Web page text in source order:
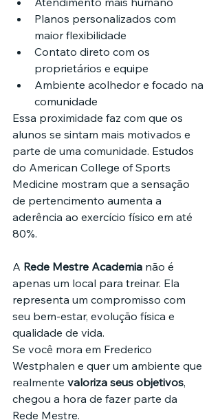
Planos personalizados com
maior flexibilidade
Contato direto com os
proprietários e equipe
Ambiente acolhedor e focado na
comunidade
Essa proximidade faz com que os
alunos se sintam mais motivados e
parte de uma comunidade. Estudos
do American College of Sports
Medicine mostram que a sensação
de pertencimento aumenta a
aderência ao exercício físico em até
80%.
A Rede Mestre Academia não é
apenas um local para treinar. Ela
representa um compromisso com
seu bem-estar, evolução física e
qualidade de vida.
Se você mora em Frederico
Westphalen e quer um ambiente que
realmente valoriza seus objetivos,
chegou a hora de fazer parte da
Rede Mestre.